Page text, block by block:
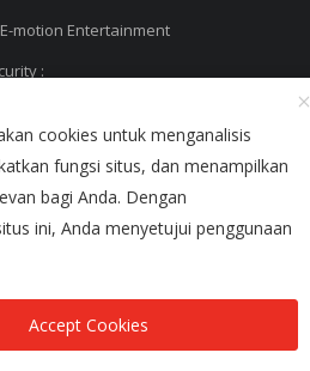
motion Entertainment
:
cookies untuk menganalisis
fungsi situs, dan menampilkan
bagi Anda. Dengan
ini, Anda menyetujui penggunaan
Accept Cookies